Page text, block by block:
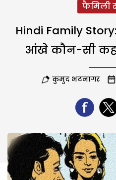
फैमिली
Hindi Family
आंखे कौन-सी
कुमुद भटनागर